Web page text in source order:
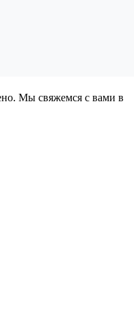
Мы свяжемся с вами в